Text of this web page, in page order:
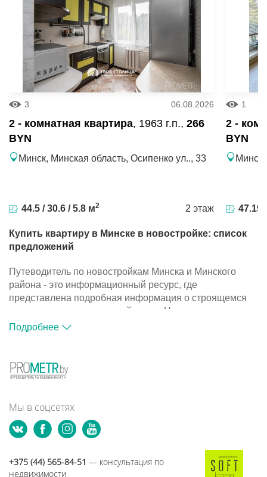
3 06.08.2026
2 - комнатная квартира, 1963 г.п., 266
BYN
Минск, Минская область, Осипенко ул.., 33
44.5 / 30.6 / 5.8 м2 2 этаж
1
2 -
BYN
47.19
Купить квартиру в Минске в новостройке: список
предложений
Путеводитель по новостройкам Минска и Минского
района - это информационный ресурс, где
представлена подробная информация о строящемся
жилье и компаниях-застройщиках. На портале
размещена база объектов, с помощью которой вы
Путеводитель по новостройкам Минска и Минского
района - это информационный ресурс, где
жилье и компаниях-застройщиках. На портале
размещена база объектов, с помощью которой вы
сможете подобрать подходящий вариант для покупки
Подробнее
Мы в соцсетях
+375 (44) 565-84-51 — консультация по
недвижимости